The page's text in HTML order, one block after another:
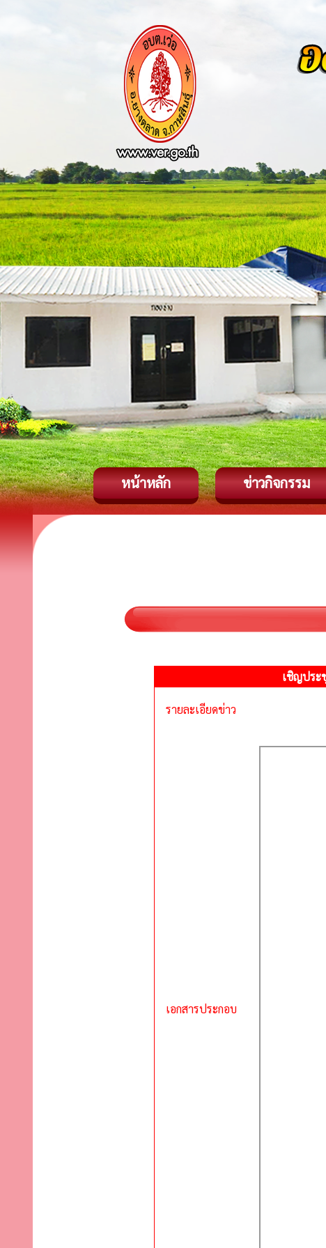
หน้าหลัก ข่าวกิจกรรม
เชิญประ
รายละเอียดข่าว
เอกสารประกอบ